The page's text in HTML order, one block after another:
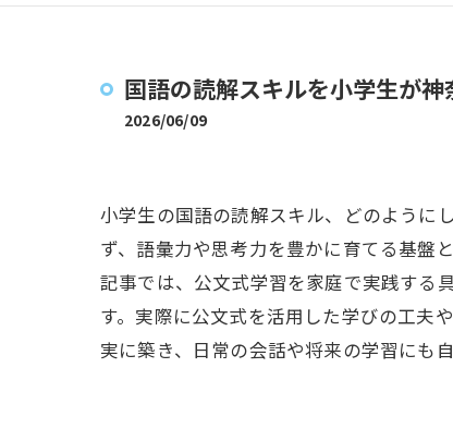
国語の読解スキルを小学生が
2026/06/09
小学生の国語の読解スキル、どのように
ず、語彙力や思考力を豊かに育てる基盤
記事では、公文式学習を家庭で実践する
す。実際に公文式を活用した学びの工夫
実に築き、日常の会話や将来の学習にも